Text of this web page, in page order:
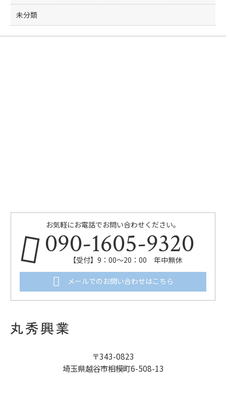
未分類
お気軽にお電話でお問い合わせください。
090-1605-9320
【受付】9：00～20：00 年中無休
メールでのお問い合わせはこちら
〒343-0823
埼玉県越谷市相模町6-508-13